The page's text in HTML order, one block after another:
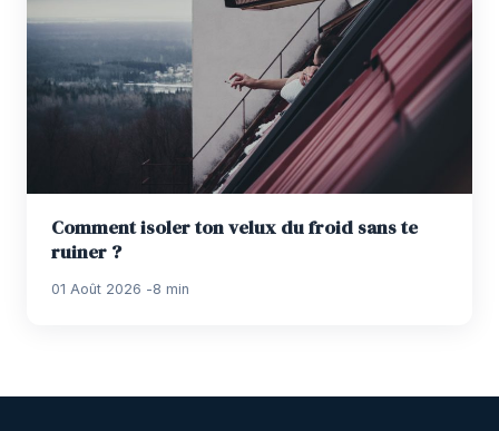
Comment isoler ton velux du froid sans te
ruiner ?
01 Août 2026 8 min